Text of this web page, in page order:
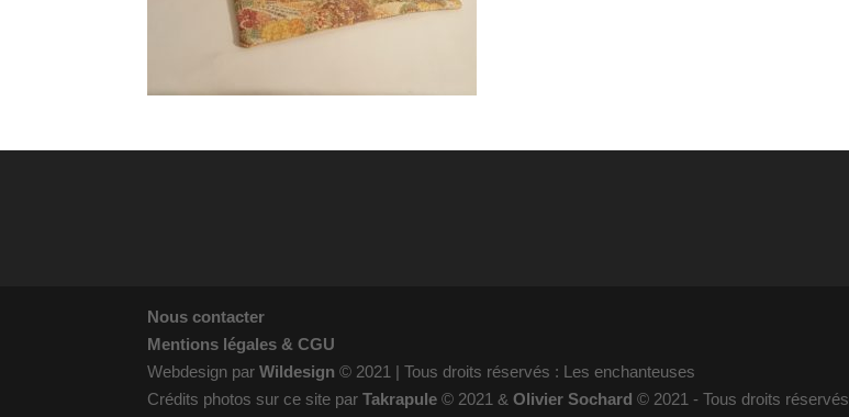
Nous contacter
Mentions légales & CGU
Webdesign parWildesign © 2021 | Tous droits réservés : Les enchanteuses
Crédits photos sur ce site parTakrapule© 2021 &Olivier Sochard© 2021 - Tous droits réservés